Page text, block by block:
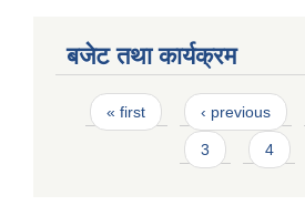
बजेट तथा कार्यक्रम
Pages
« first ‹ previous
3 4